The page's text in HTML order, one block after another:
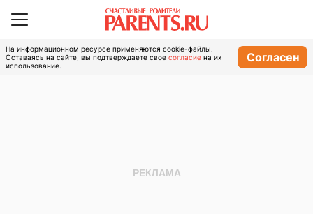
На информационном ресурсе применяются cookie-файлы.
Оставаясь на сайте, вы подтверждаете свое согласие на их
использование.
Согласен